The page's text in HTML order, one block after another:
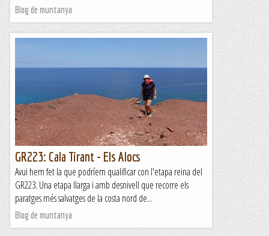
Blog de muntanya
GR223: Cala Tirant - Els Alocs
Avui hem fet la que podríem qualificar con l'etapa reina del
GR223. Una etapa llarga i amb desnivell que recorre els
paratges més salvatges de la costa nord de...
Blog de muntanya